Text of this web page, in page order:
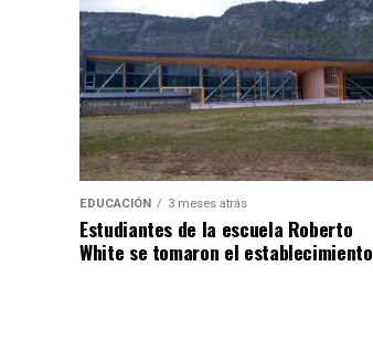
EDUCACIÓN 3 meses atrás
Estudiantes de la escuela Roberto
White se tomaron el establecimiento